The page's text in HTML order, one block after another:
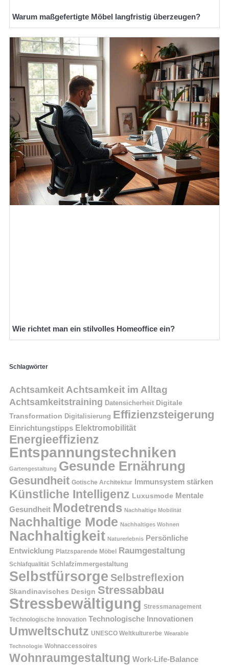
Warum maßgefertigte Möbel langfristig überzeugen?
Wie richtet man ein stilvolles Homeoffice ein?
Schlagwörter
Achtsamkeit Achtsamkeit im Alltag
Achtsamkeitstraining Datensicherheit Digitale
Transformation Digitalisierung Effizienzsteigerung
Einrichtungstipps Elektromobilität
Energieeffizienz
Entspannungstechniken
Gartengestaltung Gesunde Ernährung
Gesundheit Gotische Architektur Immunsystem stärken
Künstliche Intelligenz Luxusmode Mentale
Gesundheit Modetrends Nachhaltige Mobilität
Nachhaltige Mode Nachhaltiges Wohnen
Nachhaltigkeit Naturerlebnis Persönliche
Entwicklung Platzsparende Möbel Raumgestaltung
Schlafqualität Schlafzimmergestaltung
Selbstfürsorge Selbstreflexion
Skandinavisches Design Stressabbau
Stressbewältigung Stressmanagement
Technologische Innovation Technologische Innovationen
Umweltschutz UNESCO Weltkulturerbe Wearable
Technologie Wohnaccessoires
Wohnraumgestaltung Work-Life-Balance